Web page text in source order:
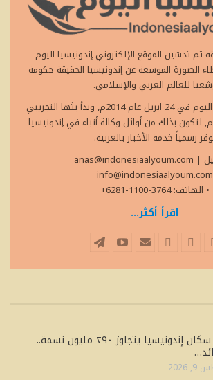
تم تدشين الموقع الإلكتروني إندونيسيا اليوم
الصورة الموسعة عن إندونيسيا الحقيقة حكومة
للعالم العربي والإسلامي.
وتأسس إندونيسيا اليوم في 24 ابريل عام 2014م, وبدأ بثها التجريبي
في 29 ابريل 2014م, لتكون بذلك من أوائل وكالة أنباء في إندونيسيا
رسمياً خدمة الأخبار بالعربية.
anas@indonesiaalyoum.com |
info@indonesiaalyoum.com
• الهاتف: 3764-1100-6281+
اقرأ أكثر...
عدد سكان إندونيسيا يتجاوز ٢٩٠ مليون نسمة..